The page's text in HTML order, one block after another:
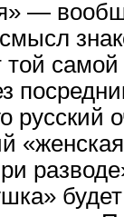
—
русский